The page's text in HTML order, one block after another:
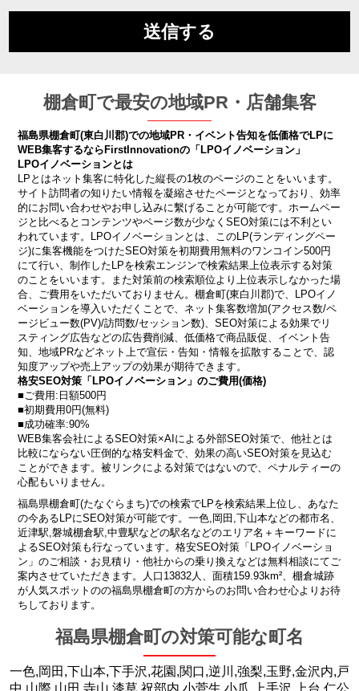
棚倉町で最安の地域PR・店舗集客
福島県棚倉町(東白川郡)での地域PR・イベント告知を低価格でLPに
WEB集客するならFirstInnovationの「LPOイノベーション」
LPOイノベーションとは
LPとはネット集客に特化した縦長の1枚のページのことをいいます。
サイト訪問者の知りたい情報を凝縮させたページとなっており、効率
的にお問い合わせやお申し込みに繫げることが可能です。ホームペー
ジと比べるとコンテンツやページ数が少なくSEO対策には不利とい
われています。LPOイノベーションとは、このLP(ランディングペー
ジ)に集客機能をつけたSEO対策を初期費用無料のワンコイン500円
にて行い、制作したLPを検索エンジンで検索結果上位表示する対策
のことをいいます。また対策前の検索順位より上位表示しなかった場
合、ご費用をいただいておりません。棚倉町(東白川郡)で、LPOイノ
ベーションを導入いただくことで、ネット集客数増加(アクセス数/ペ
ージビュー数(PV)/訪問数/セッション数)、SEO対策による効果でリ
スティング広告などの広告費削減、低価格で商品販促、イベント告
知、地域PRなどネット上で宣伝・告知・情報を拡散することで、認
知度アップや売上アップの効果が期待できます。
格安SEO対策「LPOイノベーション」のご費用(価格)
■ご費用:日額500円
■初期費用0円(無料)
■成功確率:90%
WEB集客会社によるSEO対策×AIによる外部SEO対策で、他社とは
比較にならない圧倒的な格安料金で、効果の高いSEO対策を見込む
ことができます。被リンクによる対策ではないので、ペナルティーの
心配もいりません。
福島県棚倉町(たなぐらまち)での検索でLPを検索結果上位し、あなた
の今あるLPにSEO対策が可能です。一色,岡田,下山本などの都市名、
近津駅,磐城棚倉駅,中豊駅などの駅名などのエリア名＋キーワードに
よるSEO対策も行なっています。格安SEO対策「LPOイノベーショ
ン」のご相談・お見積り・他社からの乗り換えなどは無料相談にてご
案内させていただきます。人口13832人、面積159.93km²、棚倉城跡
が人気スポットのの福島県棚倉町の方からのお問い合わせ心よりお待
ちしております。
福島県棚倉町の対策可能な町名
一色,岡田,下山本,下手沢,花園,関口,逆川,強梨,玉野,金沢内,戸
中,山際,山田,寺山,漆草,祝部内,小菅生,小爪,上手沢,上台,仁公